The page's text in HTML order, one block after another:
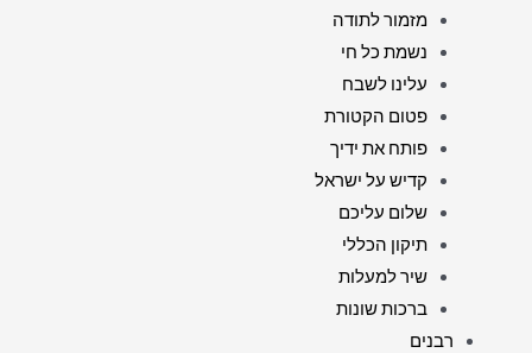
מזמור לתודה
נשמת כל חי
עלינו לשבח
פטום הקטורת
פותח את ידיך
קדיש על ישראל
שלום עליכם
תיקון הכללי
שיר למעלות
ברכות שונות
רבנים